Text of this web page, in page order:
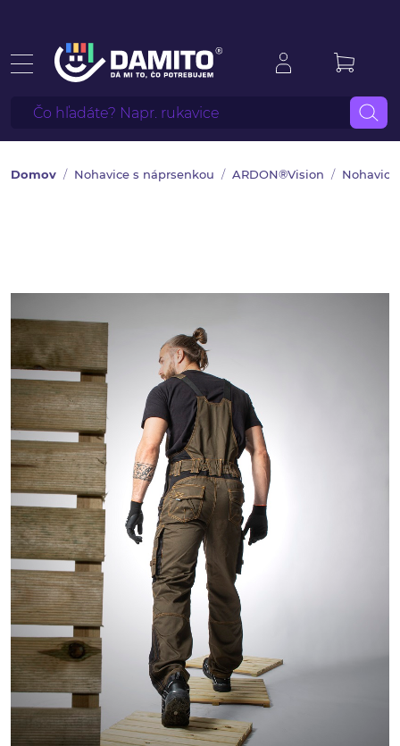
Domov Nohavice s náprsenkou ARDON®Vision